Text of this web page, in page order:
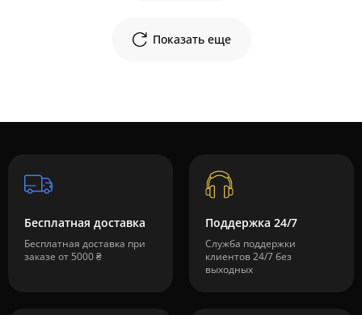
Показать еще
Бесплатная доставка
Бесплатная доставка при
заказе от 5000 ₴
Поддержка 24/7
Служба поддержки
клиентов 24/7 без
выходных